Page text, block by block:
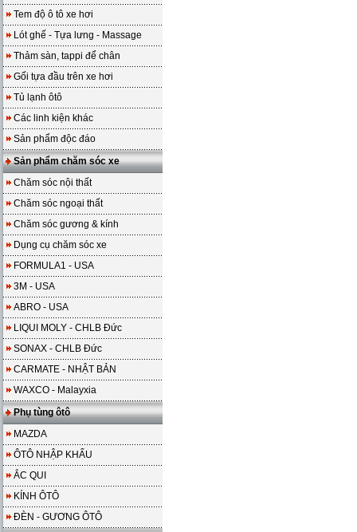
Tem độ ô tô xe hơi
Lót ghế - Tựa lưng - Massage
Thảm sàn, tappi để chân
Gối tựa đầu trên xe hơi
Tủ lạnh ôtô
Các linh kiện khác
Sản phẩm độc đáo
Sản phẩm chăm sóc xe
Chăm sóc nội thất
Chăm sóc ngoại thất
Chăm sóc gương & kính
Dụng cụ chăm sóc xe
FORMULA1 - USA
3M - USA
ABRO - USA
LIQUI MOLY - CHLB Đức
SONAX - CHLB Đức
CARMATE - NHẬT BẢN
WAXCO - Malayxia
Phụ tùng ôtô
MAZDA
ÔTÔ NHẬP KHẨU
ẮC QUI
KÍNH ÔTÔ
ĐÈN - GƯƠNG ÔTÔ